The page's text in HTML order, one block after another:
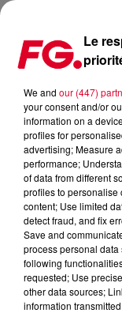
SYNTHONY LYON
Publié : 24
Le
We and our (447)
your consent and/or
information on a
profiles for
advertising; Measure
performance;
of data from different
profiles to personalise
content; Use limited
detect fraud, and fix
Save and
process personal
following
requested; Use
other data sources;
information